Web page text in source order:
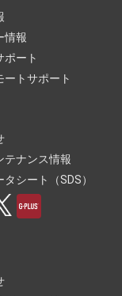
なりません。
確認のため連絡
ますが、お客様
る申込について
サービスの提供停
を受けている場合
総会屋、社会運動
能暴力集団、その
は被補助人であっ
適当と判断した場
情報
ポート
ートサポート
テナンス情報
シート（SDS）